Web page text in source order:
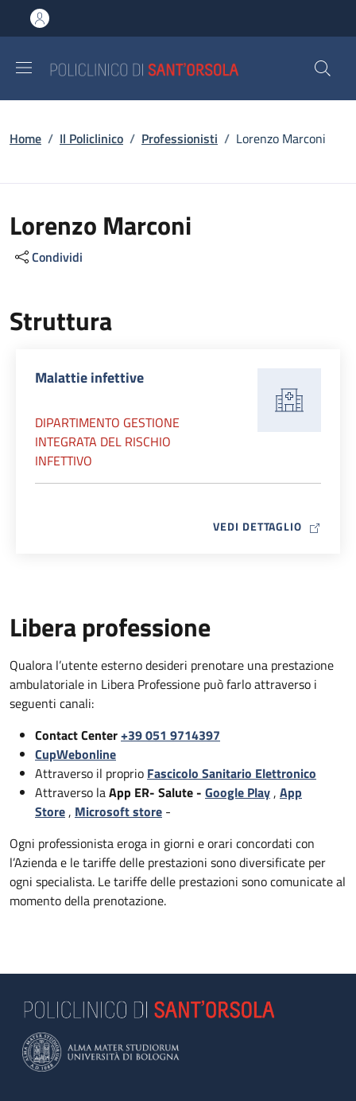
al contenuto principale
to footer content
Briciole di pane
Home / Il Policlinico / Professionisti / Lorenzo Marconi
Lorenzo Marconi
Condividi
Struttura
Malattie infettive
DIPARTIMENTO GESTIONE
INTEGRATA DEL RISCHIO
INFETTIVO
VEDI DETTAGLIO MAP ICON
Libera professione
Qualora l’utente esterno desideri prenotare una prestazione
ambulatoriale in Libera Professione può farlo attraverso i
seguenti canali:
Contact Center+39 051 9714397
CupWebonline
Attraverso il proprio Fascicolo Sanitario Elettronico
Attraverso laApp ER- Salute - Google Play, App
Store, Microsoft store -
Ogni professionista eroga in giorni e orari concordati con
l’Azienda e le tariffe delle prestazioni sono diversificate per
ogni specialista. Le tariffe delle prestazioni sono comunicate al
momento della prenotazione.